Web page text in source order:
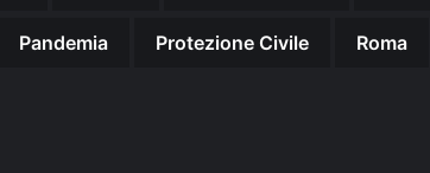
Pandemia Protezione Civile Roma